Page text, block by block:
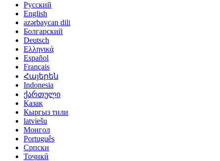
Русский
English
azərbaycan dili
Болгарский
Deutsch
Ελληνικά
Español
Français
Հայերեն
Indonesia
ქართული
Қазақ
Кыргыз тили
latviešu
Монгол
Português
Српски
Тоҷикӣ